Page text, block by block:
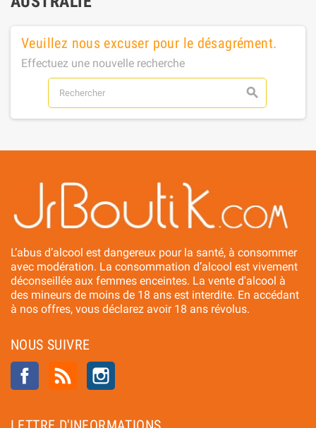
Veuillez nous excuser pour le désagrément.
Effectuez une nouvelle recherche
search
L’abus d’alcool est dangereux pour la santé, à consommer
avec modération. La consommation d’alcool est vivement
déconseillée aux femmes enceintes. La vente d'alcool à
des mineurs de moins de 18 ans est interdite. En accédant
à nos offres, vous déclarez avoir 18 ans révolus.
NOUS SUIVRE
FacebookRss